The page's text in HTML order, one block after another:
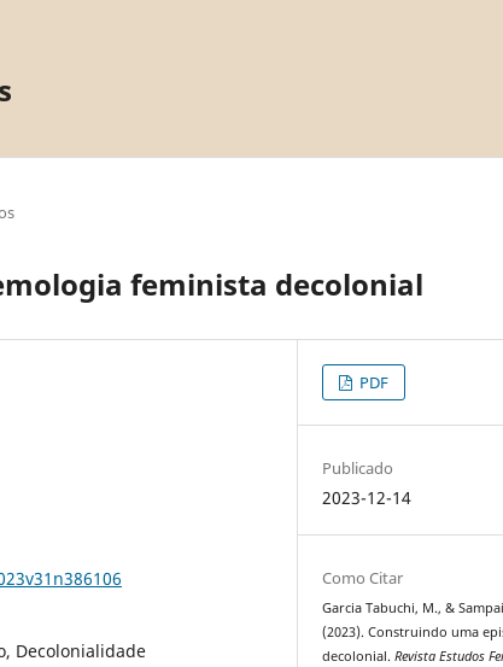
feminista decolonial
Decolonialidade
PDF
Publicado
2023-12-14
Como Citar
Garcia Tabuchi, M., &
(2023). Construindo uma
decolonial.Revista Estudos